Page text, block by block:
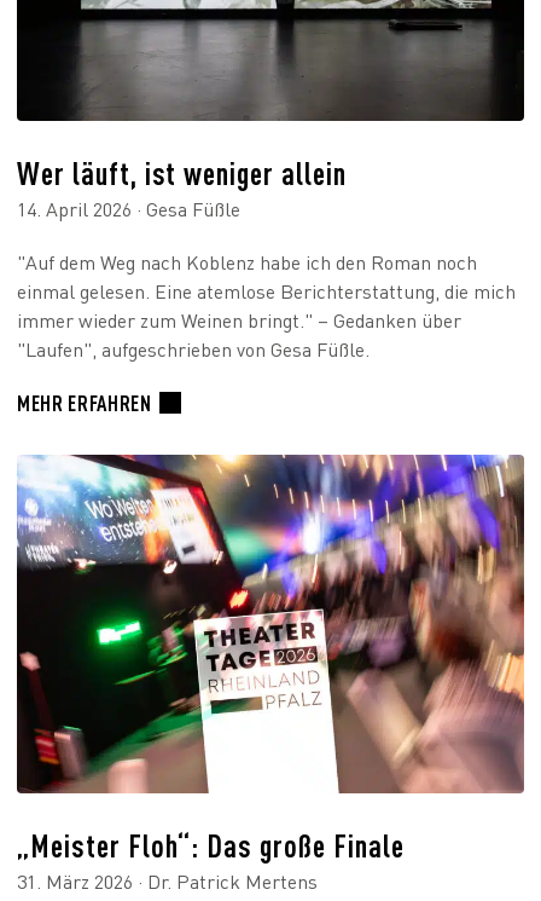
Wer läuft, ist weniger allein
14. April 2026 · Gesa Füßle
"Auf dem Weg nach Koblenz habe ich den Roman noch
einmal gelesen. Eine atemlose Berichterstattung, die mich
immer wieder zum Weinen bringt." – Gedanken über
"Laufen", aufgeschrieben von Gesa Füßle.
MEHR ERFAHREN
„Meister Floh“: Das große Finale
31. März 2026 · Dr. Patrick Mertens